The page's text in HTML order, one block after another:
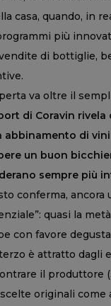
casa, quando, in
più
di bottiglie,
va oltre il
di Coravin rivela
abbinamento di
un buon
sempre più
conferma, ancora
quasi la
con favore
è attratto dagli
il produttore
originali come